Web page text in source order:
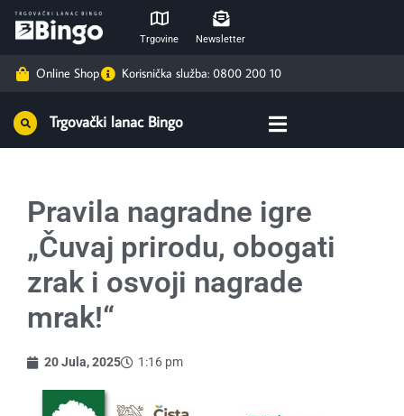
Trgovine Newsletter
Online Shop Korisnička služba: 0800 200 10
Trgovački lanac Bingo
Pravila nagradne igre
„Čuvaj prirodu, obogati
zrak i osvoji nagrade
mrak!“
20 Jula, 2025 1:16 pm